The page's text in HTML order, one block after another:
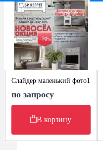
Слайдер маленький фото1
по запросу
В корзину